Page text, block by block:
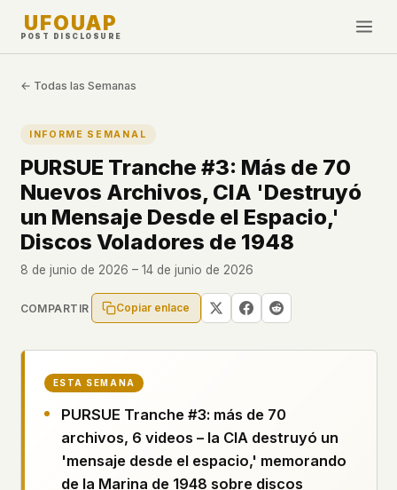
UFOUAP
POST DISCLOSURE
INVESTIGATE
All Articles
Topics & Tags
U.S. Govt Feed
NEWS
Esta Semana
Novedades
PEOPLE
Expedientes
Politicians
WHAT WE DON'T USE
✕Google Analytics
Facebook Pixel
✕Cookies
✕External fonts or CDNs
✕Ad networks
✕User accounts
HOW IT WORKS
This is a static website. Every page is a plain
← Todas las Semanas
INFORME SEMANAL
PURSUE Tranche #3: Más de 70
Nuevos Archivos, CIA 'Destruyó
un Mensaje Desde el Espacio,'
Discos Voladores de 1948
8 de junio de 2026 – 14 de junio de 2026
COMPARTIR Copiar enlace
ESTA SEMANA
PURSUE Tranche #3: más de 70
archivos, 6 videos – la CIA destruyó un
'mensaje desde el espacio,' memorando
de la Marina de 1948 sobre discos